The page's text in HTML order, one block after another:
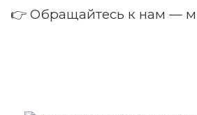
👉 Обращайтесь к нам —